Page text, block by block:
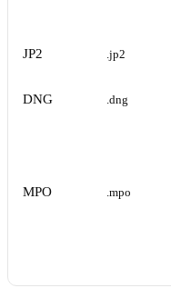
JP2 .jp2
DNG .dng
MPO .mpo